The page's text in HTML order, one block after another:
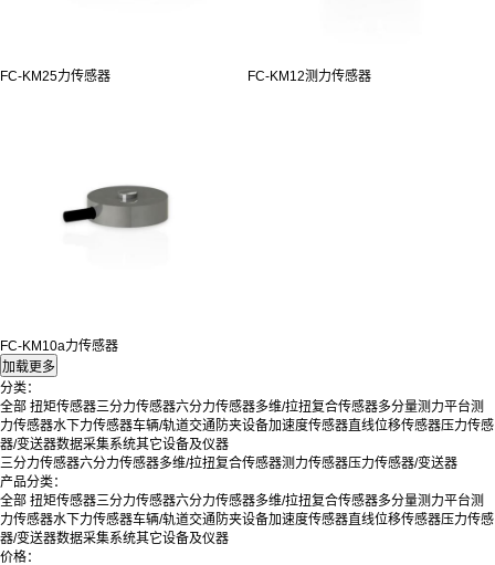
FC-KM25力传感器 FC-KM12测力传感器
FC-KM10a力传感器
分类：
全部 扭矩传感器三分力传感器六分力传感器多维/拉扭复合传感器多分量测力平台测
力传感器水下力传感器车辆/轨道交通防夹设备加速度传感器直线位移传感器压力传感
器/变送器数据采集系统其它设备及仪器
三分力传感器六分力传感器多维/拉扭复合传感器测力传感器压力传感器/变送器
产品分类：
全部 扭矩传感器三分力传感器六分力传感器多维/拉扭复合传感器多分量测力平台测
力传感器水下力传感器车辆/轨道交通防夹设备加速度传感器直线位移传感器压力传感
器/变送器数据采集系统其它设备及仪器
价格：